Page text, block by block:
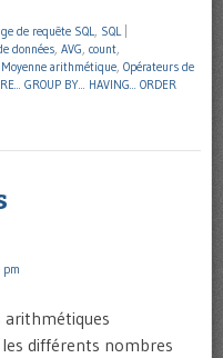
de requête SQL, SQL
données, AVG, count,
Moyenne arithmétique, Opérateurs de
GROUP BY... HAVING... ORDER
arithmétiques
différents nombres